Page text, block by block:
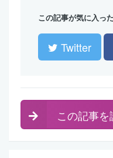
この記事が気に入っ
Twitter
この記事を